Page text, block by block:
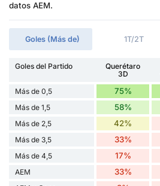
datos AEM.
Goles (Más de) 1T/2T
Goles del Partido
Querétaro
3D
Más de 0,5 75%
Más de 1,5 58%
Más de 2,5 42%
Más de 3,5 33%
Más de 4,5 17%
AEM 33%